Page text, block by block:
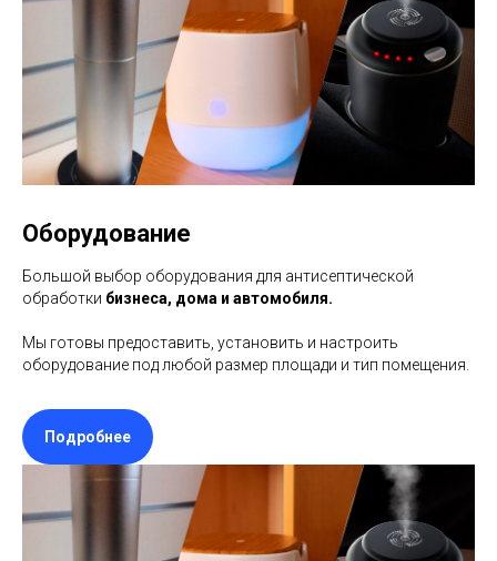
Оборудование
Большой выбор оборудования для антисептической
обработки бизнеса, дома и автомобиля.
Мы готовы предоставить, установить и настроить
оборудование под любой размер площади и тип помещения.
Подробнее